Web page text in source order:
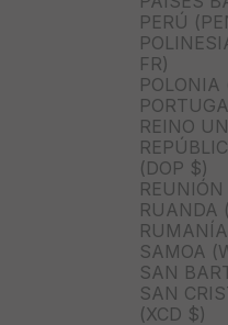
PERÚ
FR)
POLONIA
REINO
(DOP $)
RUANDA
SAMOA
SAN
SAN
(XCD $)